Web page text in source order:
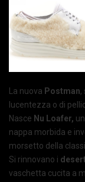
La nuova Postman,
lucentezza o di
Nasce Nu Loafer,
nappa morbida e
morsetto della
Si rinnovano i
vaschetta cucita a